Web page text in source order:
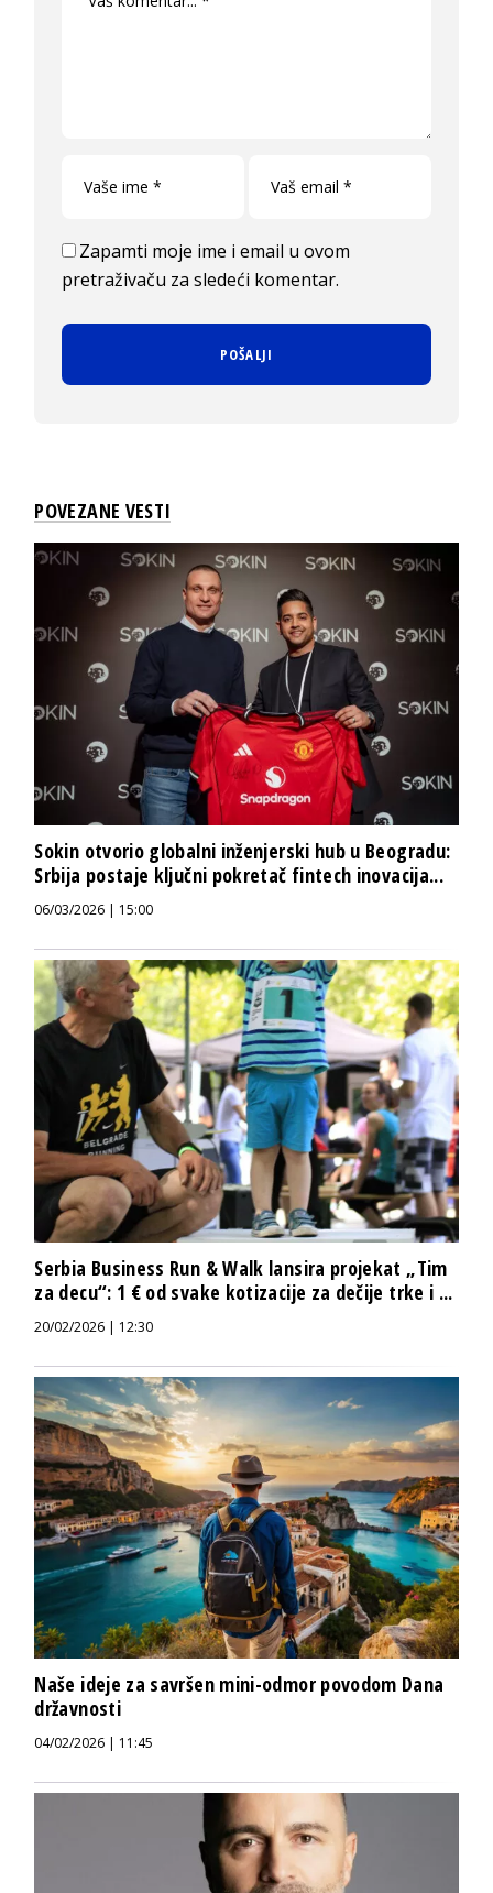
Zapamti moje ime i email u ovom
pretraživaču za sledeći komentar.
POVEZANE VESTI
Sokin otvorio globalni inženjerski hub u Beogradu:
Srbija postaje ključni pokretač fintech inovacija...
06/03/2026 | 15:00
Serbia Business Run & Walk lansira projekat „Tim
za decu“: 1 € od svake kotizacije za dečije trke i ...
20/02/2026 | 12:30
Naše ideje za savršen mini-odmor povodom Dana
državnosti
04/02/2026 | 11:45